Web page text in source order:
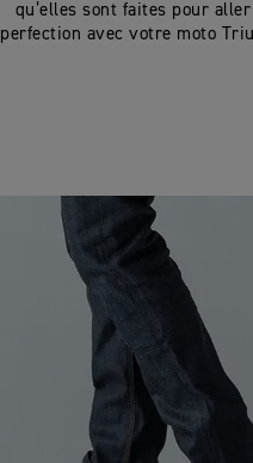
qu’elles sont faites pour
perfection avec votre moto